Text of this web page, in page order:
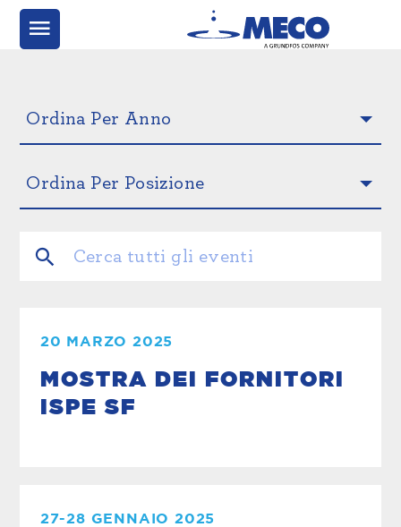
20 MARZO 2025
MOSTRA DEI FORNITORI
ISPE SF
27-28 GENNAIO 2025